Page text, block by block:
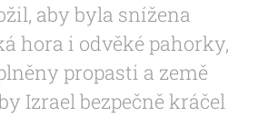
aby byla snížena
hora i odvěké pahorky,
propasti a země
Izrael bezpečně kráčel